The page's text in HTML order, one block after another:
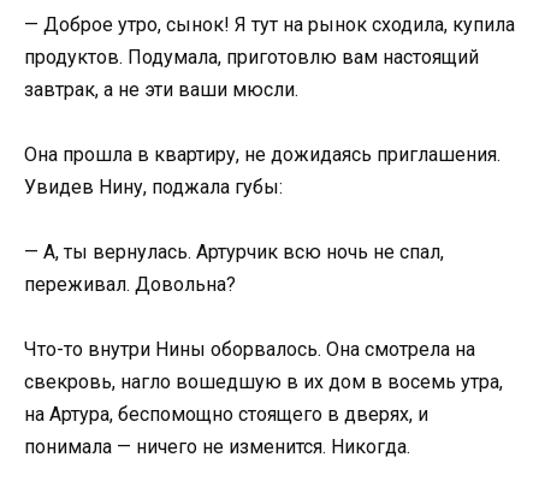
— Доброе утро, сынок! Я тут на рынок сходила, купила
продуктов. Подумала, приготовлю вам настоящий
завтрак, а не эти ваши мюсли.
Она прошла в квартиру, не дожидаясь приглашения.
Увидев Нину, поджала губы:
— А, ты вернулась. Артурчик всю ночь не спал,
переживал. Довольна?
Что-то внутри Нины оборвалось. Она смотрела на
свекровь, нагло вошедшую в их дом в восемь утра,
на Артура, беспомощно стоящего в дверях, и
понимала — ничего не изменится. Никогда.